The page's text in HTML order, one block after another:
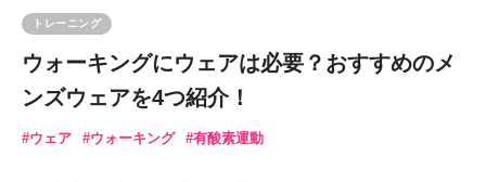
トレーニング
ウォーキングにウェアは必要？おすすめのメ
ンズウェアを4つ紹介！
ウェア ウォーキング 有酸素運動